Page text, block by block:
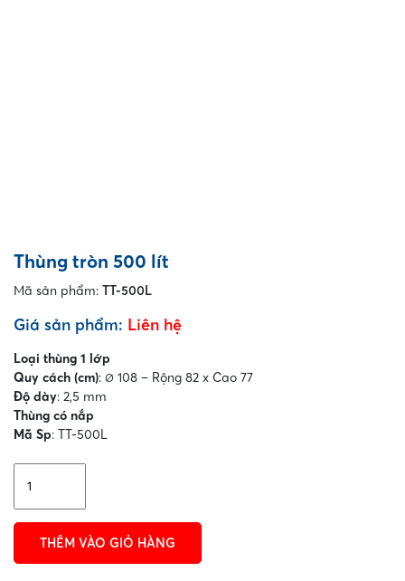
Thùng tròn 500 lít
Mã sản phẩm: TT-500L
Giá sản phẩm: Liên hệ
Loại thùng 1 lớp
Quy cách (cm): ∅ 108 – Rộng 82 x Cao 77
Độ dày: 2,5 mm
Thùng có nắp
Mã Sp: TT-500L
tròn
500
lít
lượng
THÊM VÀO GIỎ HÀNG